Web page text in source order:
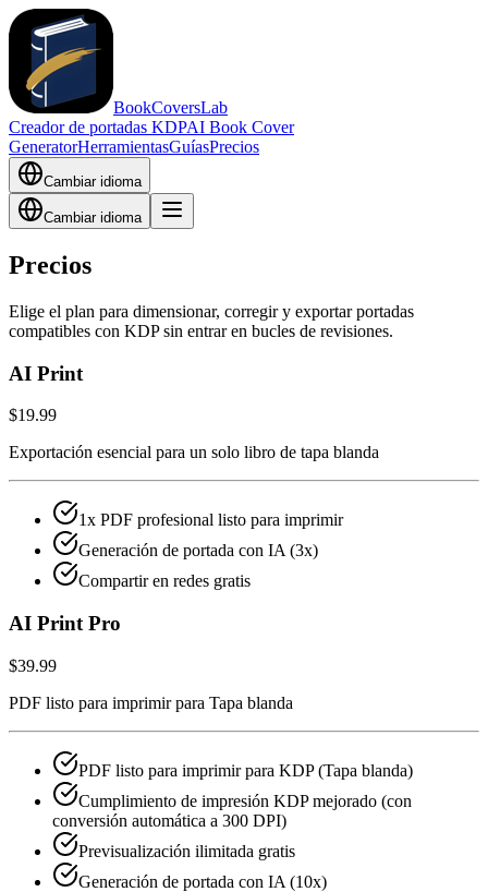
BookCoversLab
Creador de portadas KDPAI Book Cover
GeneratorHerramientasGuíasPrecios
Cambiar idioma
Cambiar idioma
Precios
Elige el plan para dimensionar, corregir y exportar portadas
compatibles con KDP sin entrar en bucles de revisiones.
AI Print
$19.99
Exportación esencial para un solo libro de tapa blanda
1x PDF profesional listo para imprimir
Generación de portada con IA (3x)
Compartir en redes gratis
AI Print Pro
$39.99
PDF listo para imprimir para Tapa blanda
PDF listo para imprimir para KDP (Tapa blanda)
Cumplimiento de impresión KDP mejorado (con
conversión automática a 300 DPI)
Previsualización ilimitada gratis
Generación de portada con IA (10x)